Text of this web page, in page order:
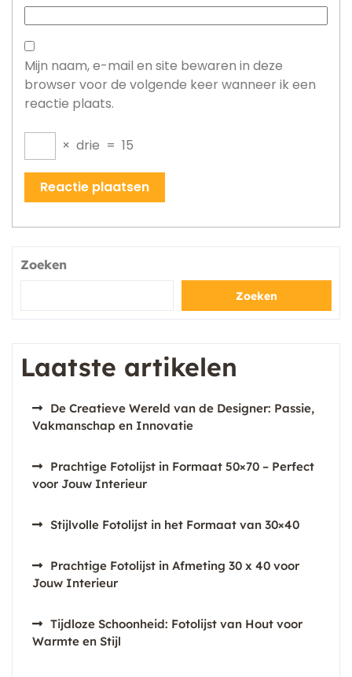
Mijn naam, e-mail en site bewaren in deze
browser voor de volgende keer wanneer ik een
reactie plaats.
× drie = 15
Zoeken
Zoeken
Laatste artikelen
De Creatieve Wereld van de Designer: Passie,
Vakmanschap en Innovatie
Prachtige Fotolijst in Formaat 50×70 – Perfect
voor Jouw Interieur
Stijlvolle Fotolijst in het Formaat van 30×40
Prachtige Fotolijst in Afmeting 30 x 40 voor
Jouw Interieur
Tijdloze Schoonheid: Fotolijst van Hout voor
Warmte en Stijl